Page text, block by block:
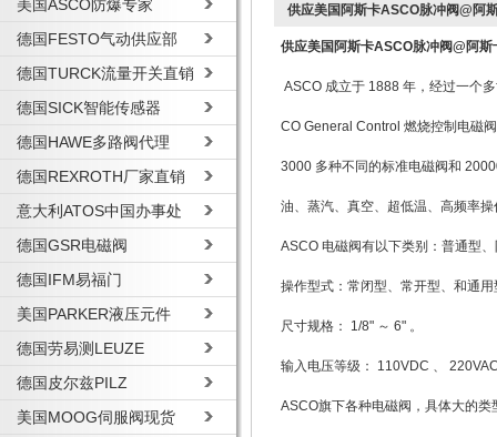
美国ASCO防爆专家
德国FESTO气动供应部
德国TURCK流量开关直销
德国SICK智能传感器
德国HAWE多路阀代理
德国REXROTH厂家直销
意大利ATOS中国办事处
德国GSR电磁阀
德国IFM易福门
美国PARKER液压元件
德国劳易测LEUZE
德国皮尔兹PILZ
美国MOOG伺服阀现货
供应美国阿斯卡ASCO脉冲阀@阿
供应美国阿斯卡ASCO脉冲阀@阿斯
ASCO 成立于 1888 年，经过一个
CO General Control 燃烧控制电磁
3000 多种不同的标准电磁阀和
油、蒸汽、真空、超低温、高频率
ASCO 电磁阀有以下类别：普通型
操作型式：常闭型、常开型、和通
尺寸规格： 1/8" ～ 6" 。
输入电压等级： 110VDC 、
ASCO旗下各种电磁阀，具体大的类